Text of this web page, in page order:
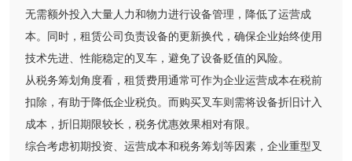
无需额外投入大量人力和物力进行设备管理，降低了运营成
本。同时，租赁公司负责设备的更新换代，确保企业始终使用
技术先进、性能稳定的叉车，避免了设备贬值的风险。
从税务筹划角度看，租赁费用通常可作为企业运营成本在税前
扣除，有助于降低企业税负。而购买叉车则需将设备折旧计入
成本，折旧期限较长，税务优惠效果相对有限。
综合考虑初期投资、运营成本和税务筹划等因素，企业重型叉